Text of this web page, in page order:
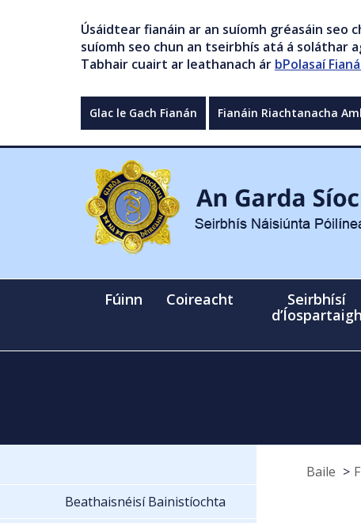
Úsáidtear fianáin ar an suíomh gréasáin seo
suíomh seo chun an tseirbhís atá á soláthar
Tabhair cuairt ar leathanach ár bPolasaí
Glac le Gach Fianán Fianáin Riachtanacha
Fúinn Coireacht
Seirbhísí
d’Íospartaigh
Baile
Beathaisnéisí Bainistíochta